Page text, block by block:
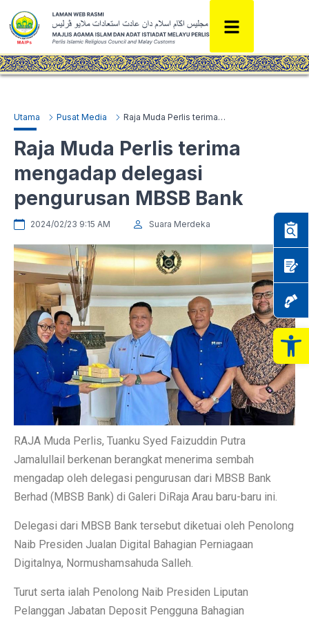
Utama Pusat Media Raja Muda Perlis terima mengadap delegasi pengurusan MBSB Bank
Raja Muda Perlis terima
mengadap delegasi
pengurusan MBSB Bank
2024/02/23 9:15 AM Suara Merdeka
RAJA Muda Perlis, Tuanku Syed Faizuddin Putra
Jamalullail berkenan berangkat menerima sembah
mengadap oleh delegasi pengurusan dari MBSB Bank
Berhad (MBSB Bank) di Galeri DiRaja Arau baru-baru ini.
Delegasi dari MBSB Bank tersebut diketuai oleh Penolong
Naib Presiden Jualan Digital Bahagian Perniagaan
Digitalnya, Normushamsahuda Salleh.
Turut serta ialah Penolong Naib Presiden Liputan
Pelanggan Jabatan Deposit Pengguna Bahagian